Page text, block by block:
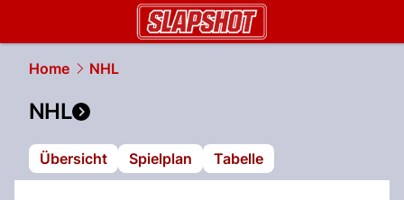
Home NHL
NHL
Übersicht Spielplan Tabelle